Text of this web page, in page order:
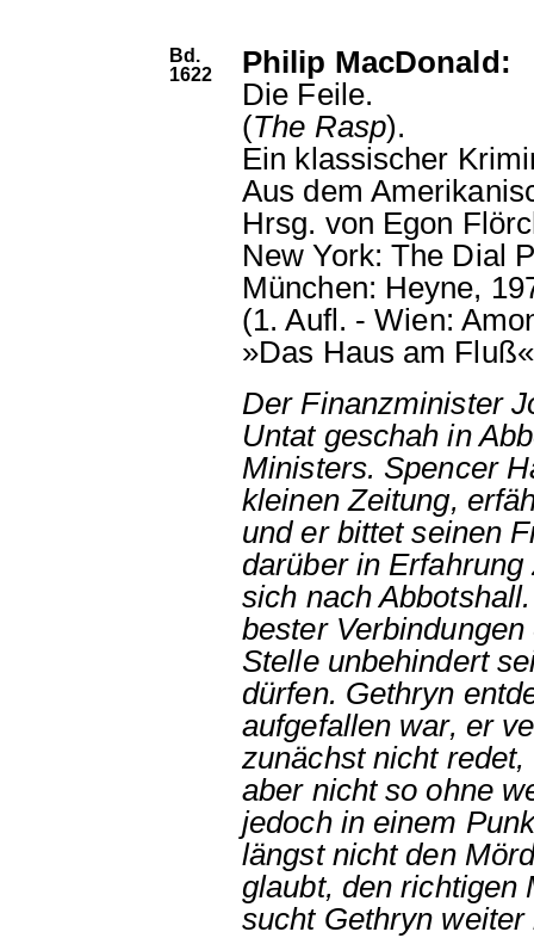
Bd.
1622
Philip MacDonald:
Die Feile.
(The Rasp).
Ein klassischer
Aus dem
Hrsg. von Egon
New York: The Dial
München: Heyne,
(1. Aufl. - Wien:
»Das Haus am
Der Finanzminister
Untat geschah in
Ministers. Spencer
kleinen Zeitung,
und er bittet seinen
darüber in
sich nach
bester
Stelle unbehindert
dürfen. Gethryn
aufgefallen war, er
zunächst nicht
aber nicht so ohne
jedoch in einem
längst nicht den
glaubt, den richtigen
sucht Gethryn